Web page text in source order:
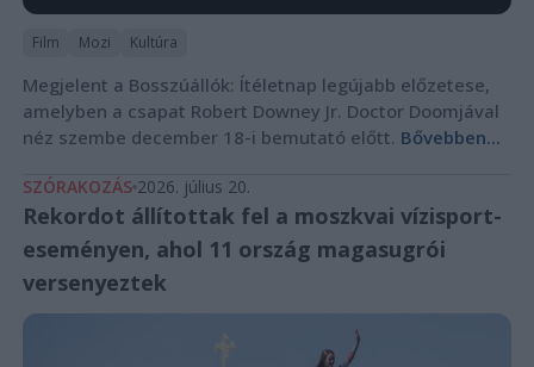
Film Mozi Kultúra
Megjelent a Bosszúállók: Ítéletnap legújabb előzetese,
amelyben a csapat Robert Downey Jr. Doctor Doomjával
néz szembe december 18-i bemutató előtt. Bővebben...
SZÓRAKOZÁS 2026. július 20.
Rekordot állítottak fel a moszkvai vízisport-
eseményen, ahol 11 ország magasugrói
versenyeztek